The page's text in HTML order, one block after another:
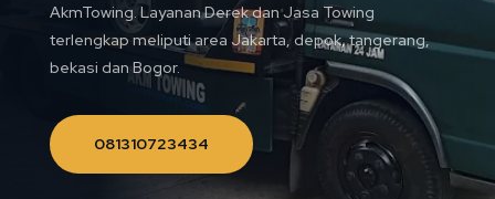
AkmTowing. Layanan Derek dan Jasa Towing
terlengkap meliputi area Jakarta, depok, tangerang,
bekasi dan Bogor.
081310723434